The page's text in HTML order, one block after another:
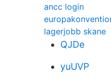
ancc login
lagerjobb skane
QJDe
yuUVP